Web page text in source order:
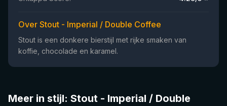
Over Stout - Imperial / Double Coffee
Stout is een donkere bierstijl met rijke smaken van
koffie, chocolade en karamel.
Meer in stijl: Stout - Imperial / Double